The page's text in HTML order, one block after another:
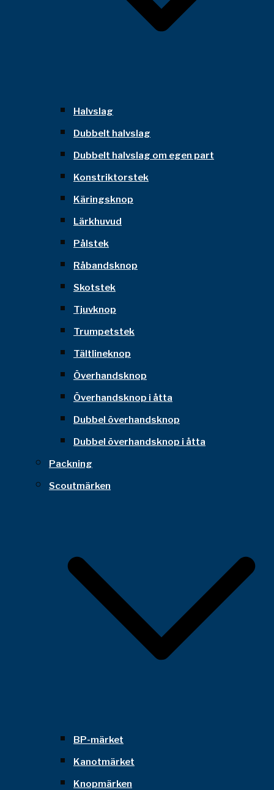
Halvslag
Dubbelt halvslag
Dubbelt halvslag om egen part
Konstriktorstek
Käringsknop
Lärkhuvud
Pålstek
Råbandsknop
Skotstek
Tjuvknop
Trumpetstek
Tältlineknop
Överhandsknop
Överhandsknop i åtta
Dubbel överhandsknop
Dubbel överhandsknop i åtta
Packning
Scoutmärken
BP-märket
Kanotmärket
Knopmärken